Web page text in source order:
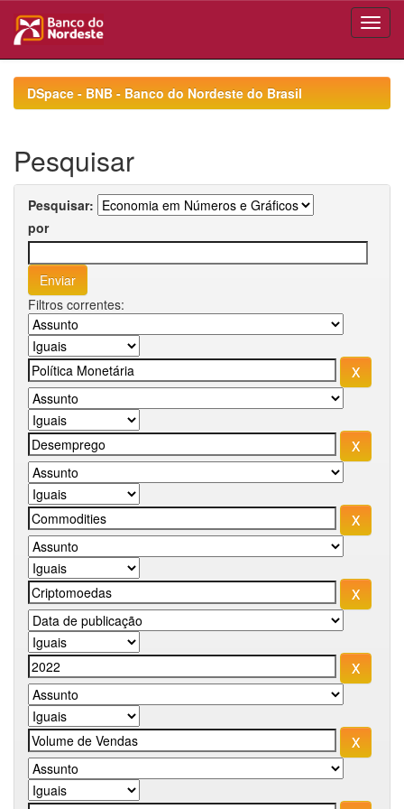
navigationDSpace - BNB - Banco do Nordeste do Brasil
Pesquisar
Pesquisar:
por
Filtros correntes: